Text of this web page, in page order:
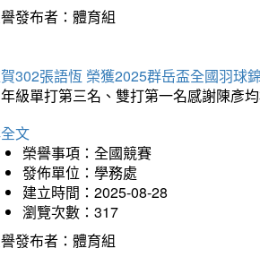
發布者：體育組
302張語恆 榮獲2025群岳盃全國羽球
級單打第三名、雙打第一名感謝陳彥
文
榮譽事項：全國競賽
發佈單位：學務處
建立時間：2025-08-28
瀏覽次數：317
發布者：體育組